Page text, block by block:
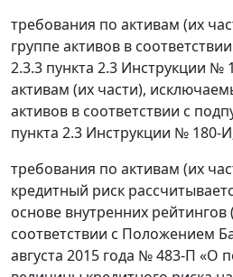
требования по активам (их
группе активов в
2.3.3 пункта 2.3 Инструкции №
активам (их части),
активов в соответствии с
пункта 2.3 Инструкции № 180-
требования по активам (их
кредитный риск
основе внутренних рейтингов
соответствии с Положением
августа 2015 года № 483-П «О